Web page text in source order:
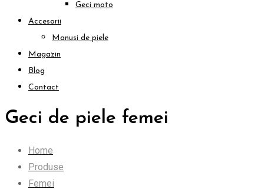
Geci moto
Accesorii
Manusi de piele
Magazin
Blog
Contact
Geci de piele femei
Home
Produse
Femei